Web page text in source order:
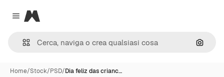
Close menu
Magnific
Cerca
Home/Stock/PSD/Dia feliz das crianc…